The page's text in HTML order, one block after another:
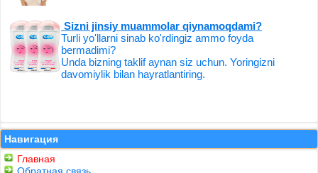
Sizni jinsiy muammolar qiynamoqdami?
Turli yo'llarni sinab ko'rdingiz ammo foyda
bermadimi?
Unda bizning taklif aynan siz uchun. Yoringizni
davomiylik bilan hayratlantiring.
Навигация
Главная
Обратная связь